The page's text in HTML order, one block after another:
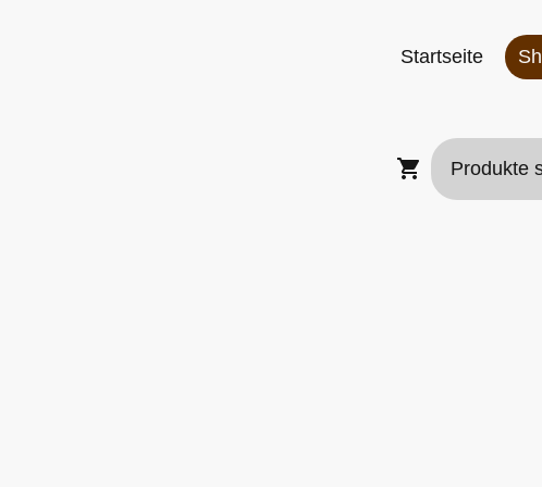
Startseite